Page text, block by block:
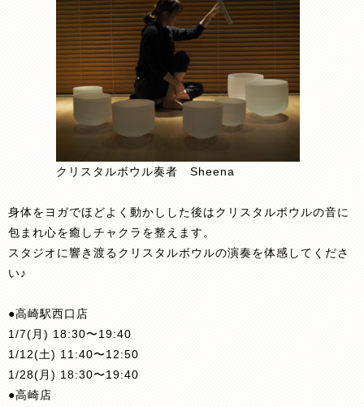
クリスタルボウル奏者 Sheena
身体をヨガでほどよく動かしした後はクリスタルボウルの音に
包まれ心を癒しチャクラを整えます。
スタジオに響き渡るクリスタルボウルの演奏を体感してくださ
い♪
●高崎駅西口店
1/7(月) 18:30〜19:40
1/12(土) 11:40〜12:50
1/28(月) 18:30〜19:40
●高崎店